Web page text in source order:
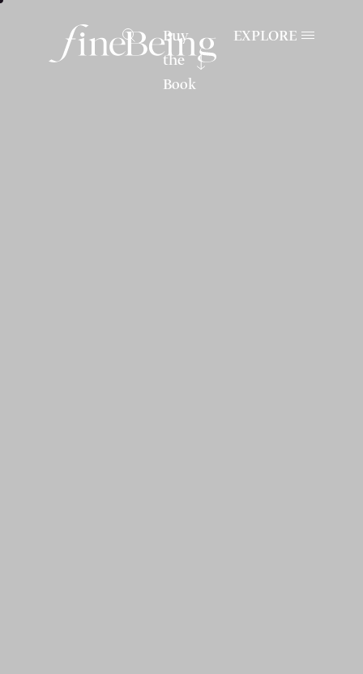
Buy
the
Book
EXPLORE